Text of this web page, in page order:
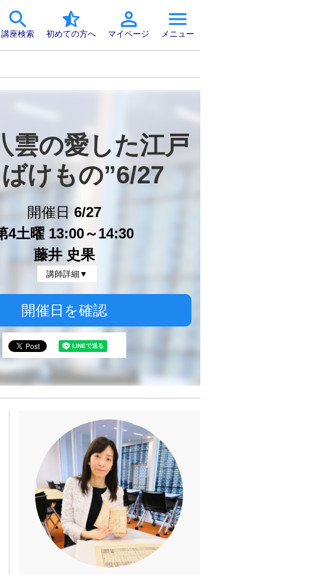
講座検索 初めての方へ マイページ メニュー
雲の愛した江戸
けもの”6/27
開催日 6/27
4土曜 13:00～14:30
藤井 史果
講師詳細▼
開催日を確認